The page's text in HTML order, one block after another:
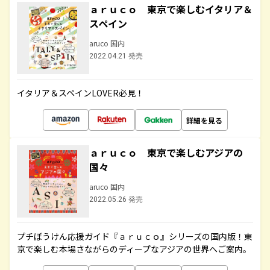
ａｒｕｃｏ 東京で楽しむイタリア＆
スペイン
aruco 国内
2022.04.21 発売
イタリア＆スペインLOVER必見！
詳細を見る
ａｒｕｃｏ 東京で楽しむアジアの
国々
aruco 国内
2022.05.26 発売
プチぼうけん応援ガイド『ａｒｕｃｏ』シリーズの国内版！東
京で楽しむ本場さながらのディープなアジアの世界へご案内。